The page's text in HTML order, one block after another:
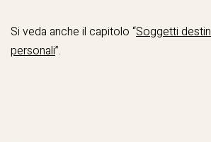
Si veda anche il capitolo “Soggetti
personali”.